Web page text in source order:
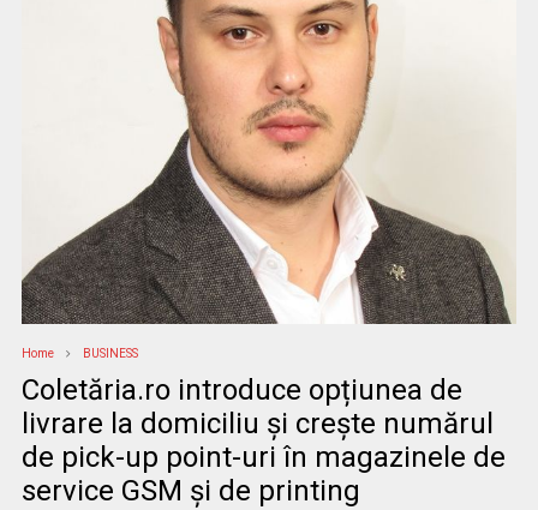
Home BUSINESS
Coletăria.ro introduce opțiunea de
livrare la domiciliu și crește numărul
de pick-up point-uri în magazinele de
service GSM și de printing